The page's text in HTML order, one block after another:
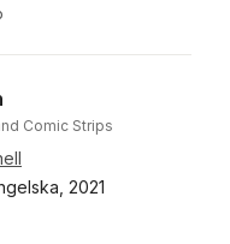
Comic Strips
2021